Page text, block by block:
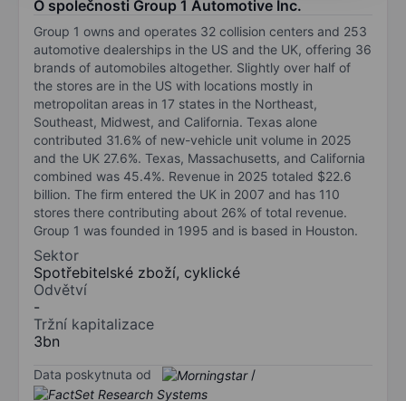
O společnosti Group 1 Automotive Inc.
Group 1 owns and operates 32 collision centers and 253
automotive dealerships in the US and the UK, offering 36
brands of automobiles altogether. Slightly over half of
the stores are in the US with locations mostly in
metropolitan areas in 17 states in the Northeast,
Southeast, Midwest, and California. Texas alone
contributed 31.6% of new-vehicle unit volume in 2025
and the UK 27.6%. Texas, Massachusetts, and California
combined was 45.4%. Revenue in 2025 totaled $22.6
billion. The firm entered the UK in 2007 and has 110
stores there contributing about 26% of total revenue.
Group 1 was founded in 1995 and is based in Houston.
Sektor
Spotřebitelské zboží, cyklické
Odvětví
-
Tržní kapitalizace
3bn
Data poskytnuta od /